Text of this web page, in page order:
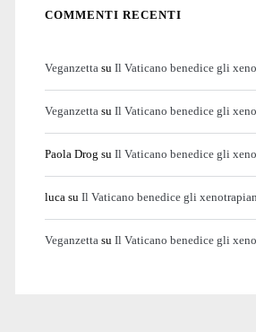
COMMENTI RECENTI
Veganzetta su Il Vaticano benedice gli
Veganzetta su Il Vaticano benedice gli
Paola Drog su Il Vaticano benedice gli
luca su Il Vaticano benedice gli
Veganzetta su Il Vaticano benedice gli